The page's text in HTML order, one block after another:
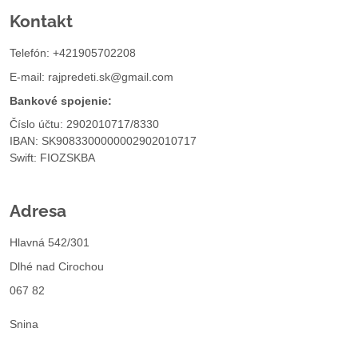
Kontakt
Telefón: +421905702208
E-mail: rajpredeti.sk@gmail.com
Bankové spojenie:
Číslo účtu: 2902010717/8330
IBAN: SK9083300000002902010717
Swift: FIOZSKBA
Adresa
Hlavná 542/301
Dlhé nad Cirochou
067 82
Snina